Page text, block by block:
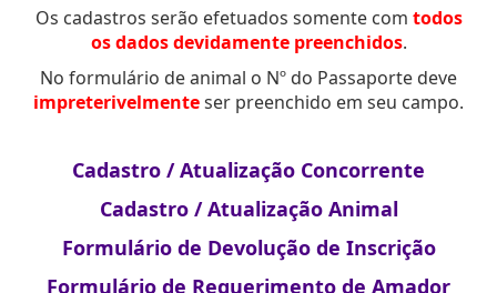
Os cadastros serão efetuados somente com todos
os dados devidamente preenchidos.
No formulário de animal o Nº do Passaporte deve
impreterivelmenteser preenchido em seu campo.
Cadastro / Atualização Concorrente
Cadastro / Atualização Animal
Formulário de Devolução de Inscrição
Formulário de Requerimento de Amador